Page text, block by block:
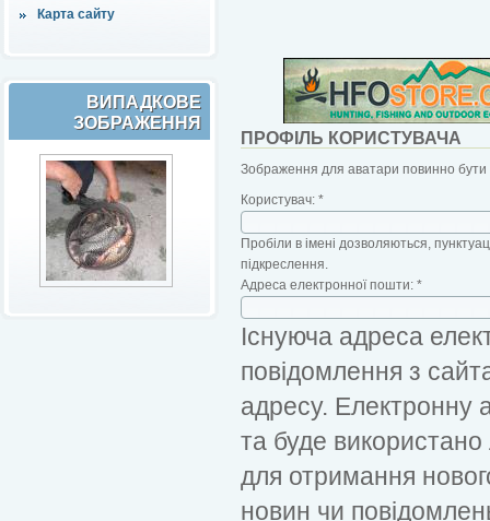
Карта сайту
ВИПАДКОВЕ
ЗОБРАЖЕННЯ
ПРОФІЛЬ КОРИСТУВАЧА
Зображення для аватари повинно бути
Користувач: *
Пробіли в імені дозволяються,
підкреслення.
Адреса електронної пошти: *
Існуюча адреса
повідомлення з
адресу. Електронну
та буде
для отримання
новин чи